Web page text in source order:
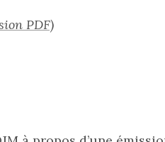
PDF)